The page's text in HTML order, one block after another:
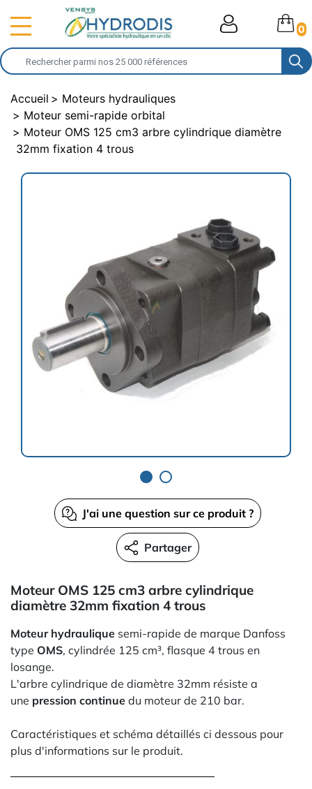
0
Accueil
Moteurs hydrauliques
Moteur semi-rapide orbital
Moteur OMS 125 cm3 arbre cylindrique diamètre
32mm fixation 4 trous
J'ai une question sur ce produit ?
Partager
Moteur OMS 125 cm3 arbre cylindrique
diamètre 32mm fixation 4 trous
Moteur hydraulique semi-rapide de marque Danfoss
type OMS, cylindrée 125 cm³, flasque 4 trous en
losange.
L'arbre cylindrique de diamètre 32mm résiste a
une pression continue du moteur de 210 bar.
Caractéristiques et schéma détaillés ci dessous pour
plus d'informations sur le produit.